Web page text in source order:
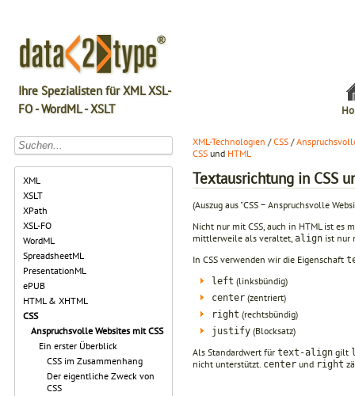
Ihre Spezialisten für XML XSL-
FO - WordML - XSLT
XML
XSLT
XPath
XSL-FO
WordML
SpreadsheetML
PresentationML
ePUB
HTML & XHTML
CSS
Anspruchsvolle Websites mit CSS
Ein erster Überblick
CSS im Zusammenhang
Der eigentliche Zweck von
CSS
XML-Technologien /CSS /
CSS und HTML
Textausrichtung in CSS
(Auszug aus "CSS − Anspruchsvolle
Nicht nur mit CSS, auch in HTML ist es
mittlerweile als veraltet, align ist nur
In CSS verwenden wir die Eigenschaft
left (linksbündig)
center (zentriert)
right (rechtsbündig)
justify (Blocksatz)
Als Standardwert für text-align gilt
nicht unterstützt. center und right